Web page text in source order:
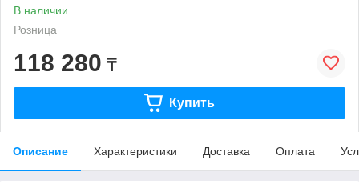
В наличии
Розница
118 280 ₸
Купить
Описание Характеристики Доставка Оплата